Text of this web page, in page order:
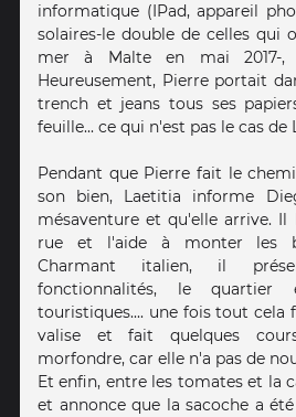
informatique (IPad, appareil
solaires-le double de celles qui
mer à Malte en mai 2017-,
Heureusement, Pierre portait
trench et jeans tous ses
feuille... ce qui n'est pas le cas de
Pendant que Pierre fait le
son bien, Laetitia informe
mésaventure et qu'elle arrive.
rue et l'aide à monter les
Charmant italien, il
fonctionnalités, le quartier
touristiques.... une fois tout cela
valise et fait quelques
morfondre, car elle n'a pas de
Et enfin, entre les tomates et la
et annonce que la sacoche a